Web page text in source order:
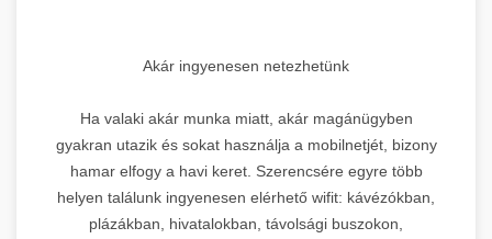
Akár ingyenesen netezhetünk
Ha valaki akár munka miatt, akár magánügyben
gyakran utazik és sokat használja a mobilnetjét, bizony
hamar elfogy a havi keret. Szerencsére egyre több
helyen találunk ingyenesen elérhető wifit: kávézókban,
plázákban, hivatalokban, távolsági buszokon,